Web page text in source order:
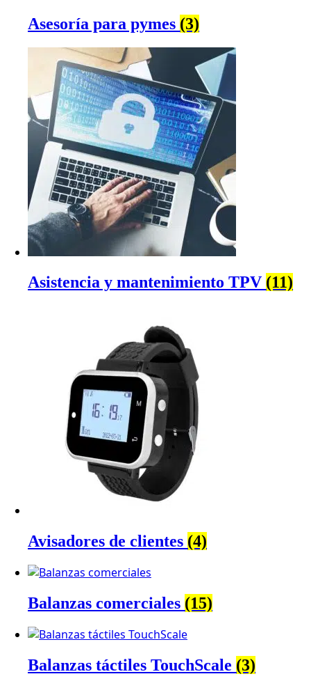
Asesoría para pymes (3)
Asistencia y mantenimiento TPV (11)
Avisadores de clientes (4)
Balanzas comerciales (15)
Balanzas táctiles TouchScale (3)